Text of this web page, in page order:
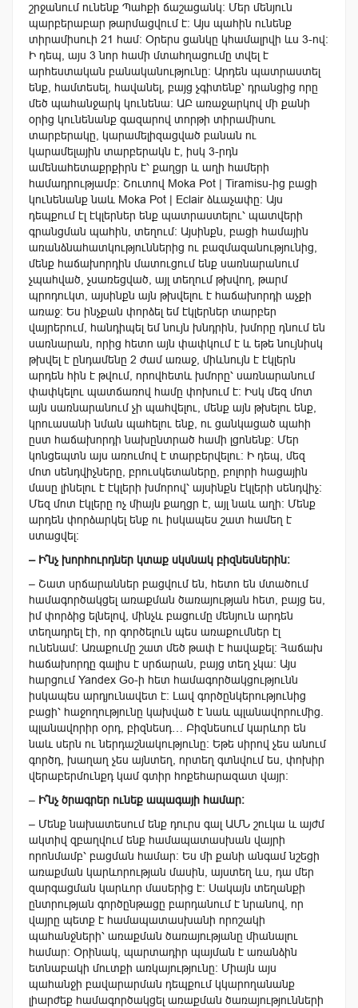
շրջանում ունենք Պահքի ճաշացանկ: Մեր մենյուն
պարբերաբար թարմացվում է: Այս պահին ունենք
տիրամիսուի 21 համ: Օրերս ցանկը կհամալրվի ևս 3-ով:
Ի դեպ, այս 3 նոր համի մտահղացումը տվել է
արհեստական բանականությունը: Արդեն պատրաստել
ենք, համտեսել, հավանել, բայց չգիտենք՝ դրանցից որը
մեծ պահանջարկ կունենա: ԱԲ առաջարկով մի քանի
օրից կունենանք գազարով տորթի տիրամիսու
տարբերակը, կարամելիզացված բանան ու
կարամելային տարբերակն է, իսկ 3-րդն
ամենահետաքրքիրն է՝ քաղցր և աղի համերի
համադրությամբ: Շուտով Moka Pot | Tiramisu-ից բացի
կունենանք նաև Moka Pot | Eclair ձևաչափը: Այս
դեպքում էլ էկլերներ ենք պատրաստելու՝ պատվերի
գրանցման պահին, տեղում: Այսինքն, բացի համային
առանձնահատկություններից ու բազմազանությունից,
մենք հաճախորդին մատուցում ենք սառնարանում
չպահված, չսառեցված, այլ տեղում թխվող, թարմ
պրոդուկտ, այսինքն այն թխվելու է հաճախորդի աչքի
առաջ։ Ես ինչքան փորձել եմ էկլերներ տարբեր
վայրերում, հանդիպել եմ նույն խնդրին, խմորը դնում են
սառնարան, որից հետո այն փափկում է և եթե նույնիսկ
թխվել է ընդամենը 2 ժամ առաջ, միևնույն է էկլերն
արդեն հին է թվում, որովհետև խմորը՝ սառնարանում
փափկելու պատճառով համը փոխում է։ Իսկ մեզ մոտ
այն սառնարանում չի պահվելու, մենք այն թխելու ենք,
կրուասանի նման պահելու ենք, ու ցանկացած պահի
ըստ հաճախորդի նախընտրած համի լցոնենք: Մեր
կոնցեպտն այս առումով է տարբերվելու: Ի դեպ, մեզ
մոտ սենդվիչները, բրուսկետաները, բոլորի հացային
մասը լինելու է էկլերի խմորով՝ այսինքն էկլերի սենդվիչ։
Մեզ մոտ էկլերը ոչ միայն քաղցր է, այլ նաև աղի։ Մենք
արդեն փորձարկել ենք ու իսկապես շատ համեղ է
ստացվել։
– Ի՞նչ խորհուրդներ կտաք սկսնակ բիզնեսներին։
– Շատ սրճարաններ բացվում են, հետո են մտածում
համագործակցել առաքման ծառայության հետ, բայց ես,
իմ փորձից ելնելով, մինչև բացումը մենյուն արդեն
տեղադրել էի, որ գործելուն պես առաքումներ էլ
ունենամ: Առաքումը շատ մեծ թափ է հավաքել: Հաճախ
հաճախորդը գալիս է սրճարան, բայց տեղ չկա: Այս
հարցում Yandex Go-ի հետ համագործակցությունն
իսկապես արդյունավետ է: Լավ գործընկերությունից
բացի՝ հաջողությունը կախված է նաև պլանավորումից.
պլանավորիր օրդ, բիզնեսդ… Բիզնեսում կարևոր են
նաև սերն ու ներդաշնակությունը: Եթե սիրով չես անում
գործդ, խաղաղ չես այնտեղ, որտեղ գտնվում ես, փոխիր
վերաբերմունքդ կամ գտիր հոքեհարազատ վայր:
– Ի՞նչ ծրագրեր ունեք ապագայի համար։
– Մենք նախատեսում ենք դուրս գալ ԱՄՆ շուկա և այժմ
ակտիվ զբաղվում ենք համապատասխան վայրի
որոնմամբ՝ բացման համար։ Ես մի քանի անգամ նշեցի
առաքման կարևորության մասին, այստեղ ևս, դա մեր
զարգացման կարևոր մասերից է։ Սակայն տեղանքի
ընտրության գործընթացը բարդանում է նրանով, որ
վայրը պետք է համապատասխանի որոշակի
պահանջների՝ առաքման ծառայությանը միանալու
համար։ Օրինակ, պարտադիր պայման է առանձին
ետնաբակի մուտքի առկայությունը։ Միայն այս
պահանջի բավարարման դեպքում կկարողանանք
լիարժեք համագործակցել առաքման ծառայությունների